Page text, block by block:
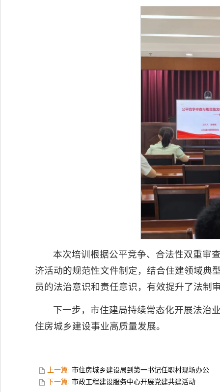
本次培训根据公平竞争、合法性双重审
济活动的规范性文件制定，结合住建领域典
员的法治意识和责任意识，有效提升了法制
下一步，市住建局持续常态化开展法治
住房城乡建设事业高质量发展。
上一篇: 市住房城乡建设局到第一书记任职村现场办公
下一篇: 市政工程建设服务中心开展党建共建活动